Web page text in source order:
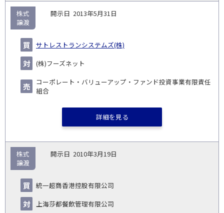
2013年5月31日
サトレストランシステムズ(株)
(株)フーズネット
コーポレート・バリューアップ・ファンド投資事業有限責任
組合
株式
譲渡
詳細を見る
2010年3月19日
統一超商香港控股有限公司
上海莎都餐飲管理有限公司
株式
譲渡